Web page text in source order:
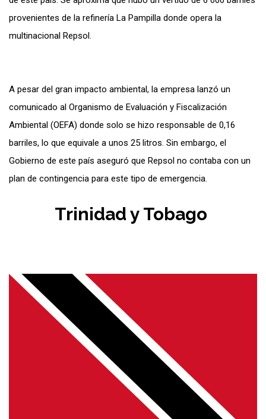
provenientes de la refinería La Pampilla donde opera la
multinacional Repsol.
A pesar del gran impacto ambiental, la empresa lanzó un
comunicado al Organismo de Evaluación y Fiscalización
Ambiental (OEFA) donde solo se hizo responsable de 0,16
barriles, lo que equivale a unos 25 litros. Sin embargo, el
Gobierno de este país aseguró que Repsol no contaba con un
plan de contingencia para este tipo de emergencia.
Trinidad y Tobago